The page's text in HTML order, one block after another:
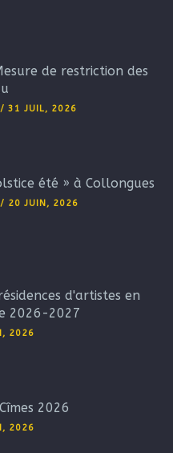
de restriction des
/ 31 JUIL, 2026
été » à Collongues
/ 20 JUIN, 2026
d'artistes en
2026-2027
2026
2026
2026